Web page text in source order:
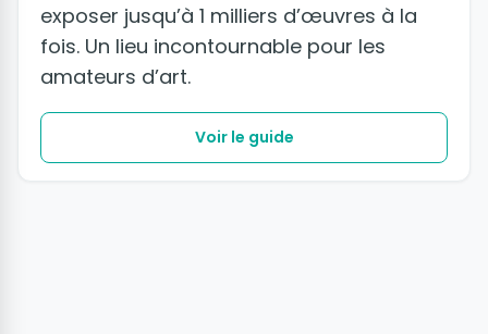
exposer jusqu’à 1 milliers d’œuvres à la
fois. Un lieu incontournable pour les
amateurs d’art.
Voir le guide